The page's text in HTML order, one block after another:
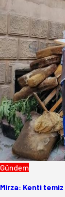
Gündem
Mirza: Kenti